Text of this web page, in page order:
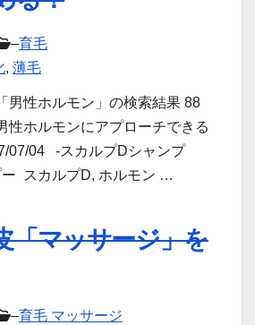
–育毛
, 薄毛
男性ホルモン」の検索結果 88
性ホルモンにアプローチできる
07/04 -スカルプDシャンプ
ー スカルプD, ホルモン …
「マッサージ」を
–育毛 マッサージ